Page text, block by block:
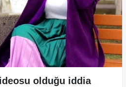
olduğu iddia